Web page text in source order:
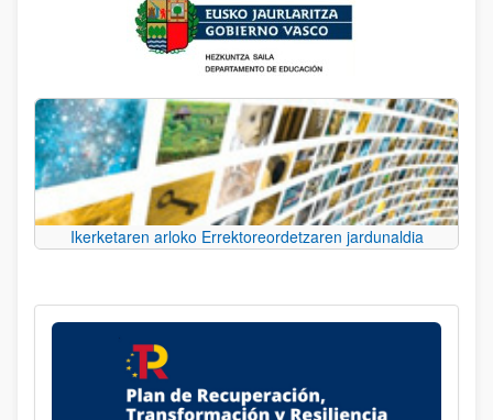
Ikerketaren arloko Errektoreordetzaren jardunaldia